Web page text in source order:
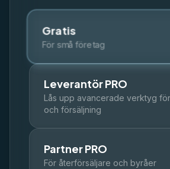
Gratis
För små företag
Leverantör PRO
Lås upp avancerade verktyg
och försäljning
Partner PRO
För återförsäljare och byråer